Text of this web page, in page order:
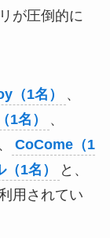
が圧倒的に
（1名）
、
1名）
、
、
CoCome（1
1名）
と、
用されてい